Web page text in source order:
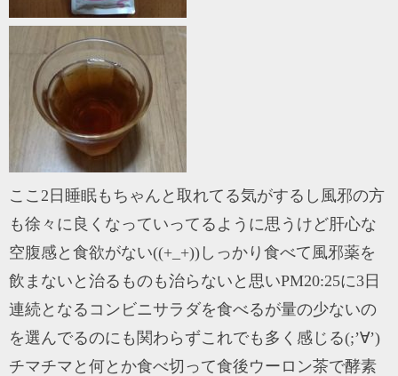
ここ2日睡眠もちゃんと取れてる気がするし風邪の方
も徐々に良くなっていってるように思うけど肝心な
空腹感と食欲がない((+_+))しっかり食べて風邪薬を
飲まないと治るものも治らないと思いPM20:25に3日
連続となるコンビニサラダを食べるが量の少ないの
を選んでるのにも関わらずこれでも多く感じる(;’∀’)
チマチマと何とか食べ切って食後ウーロン茶で酵素